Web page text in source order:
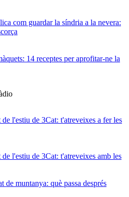
com guardar la síndria a la nevera:
14 receptes per aprofitar-ne la
l'estiu de 3Cat: t'atreveixes a fer les
l'estiu de 3Cat: t'atreveixes amb les
de muntanya: què passa després